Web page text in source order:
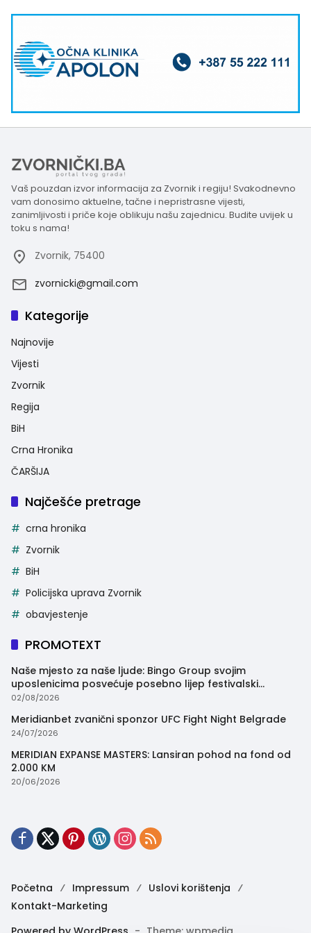
Vaš pouzdan izvor informacija za Zvornik i regiju! Svakodnevno
vam donosimo aktuelne, tačne i nepristrasne vijesti,
zanimljivosti i priče koje oblikuju našu zajednicu. Budite uvijek u
toku s nama!
Zvornik, 75400
zvornicki@gmail.com
Kategorije
Najnovije
Vijesti
Zvornik
Regija
BiH
Crna Hronika
ČARŠIJA
Najčešće pretrage
crna hronika
Zvornik
BiH
Policijska uprava Zvornik
obavjestenje
PROMOTEXT
Naše mjesto za naše ljude: Bingo Group svojim
uposlenicima posvećuje posebno lijep festivalski
trenutak
02/08/2026
Meridianbet zvanični sponzor UFC Fight Night Belgrade
24/07/2026
MERIDIAN EXPANSE MASTERS: Lansiran pohod na fond od
2.000 KM
20/06/2026
Početna Impressum
Uslovi korištenja
Kontakt-Marketing